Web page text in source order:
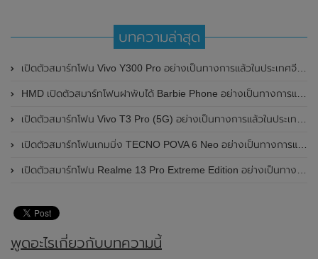
บทความล่าสุด
เปิดตัวสมาร์ทโฟน Vivo Y300 Pro อย่างเป็นทางการแล้วในประเทศจีน มาพร้อมดีไซน์พรีเมี่ยม ทนทาน และแบตเตอรี่สุดอึดขนาดใหญ่ 6,500mAh พร้อมรองรับการชาร์จไว 80W
HMD เปิดตัวสมาร์ทโฟนฝาพับได้ Barbie Phone อย่างเป็นทางการแล้ว มาพร้อมธีมสีชมพูสดใส
เปิดตัวสมาร์ทโฟน Vivo T3 Pro (5G) อย่างเป็นทางการแล้วในประเทศอินเดีย
เปิดตัวสมาร์ทโฟนเกมมิ่ง TECNO POVA 6 Neo อย่างเป็นทางการแล้วในประเทศไทย ในราคา 8,499 บาท
เปิดตัวสมาร์ทโฟน Realme 13 Pro Extreme Edition อย่างเป็นทางการแล้วในประเทศจีน
พูดอะไรเกี่ยวกับบทความนี้